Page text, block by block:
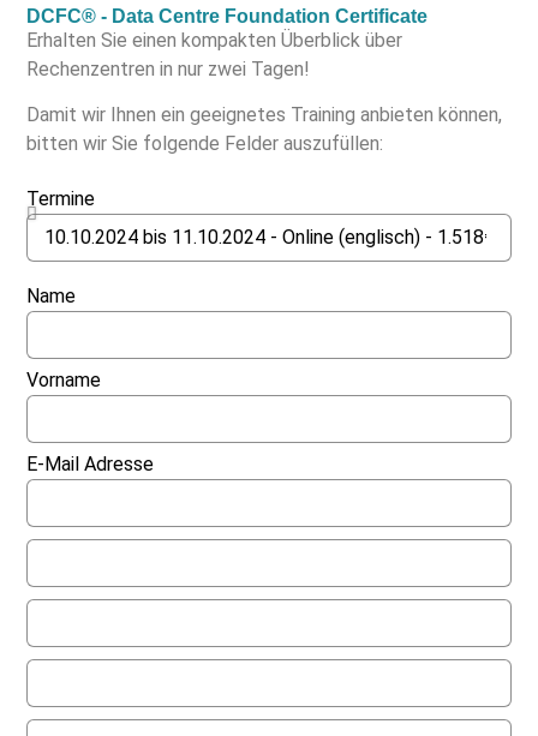
DCFC® - Data Centre Foundation Certificate
Erhalten Sie einen kompakten Überblick über
Rechenzentren in nur zwei Tagen!
Damit wir Ihnen ein geeignetes Training anbieten können,
bitten wir Sie folgende Felder auszufüllen:
Termine
Name
Vorname
E-Mail Adresse